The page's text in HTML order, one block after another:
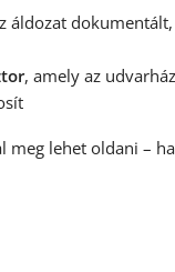
áldozat
, amely az
meg lehet oldani –